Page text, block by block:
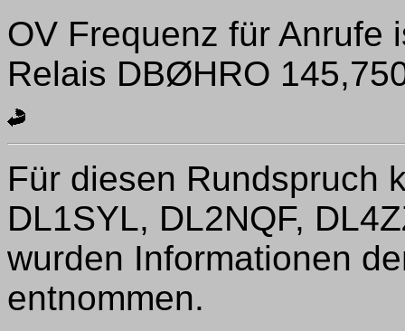
OV Frequenz für Anrufe
Relais DBØHRO
Für diesen Rundspruch
DL1SYL, DL2NQF,
wurden Informationen
entnommen.